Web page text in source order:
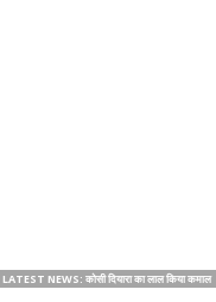
NEWS: कोसी दियारा का लाल किया कमाल